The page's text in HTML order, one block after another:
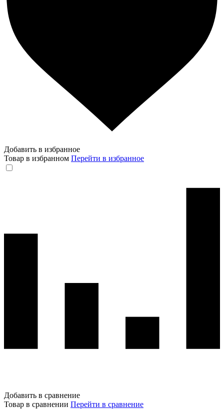
Добавить в избранное
Товар в избранном Перейти в избранное
Добавить в сравнение
Товар в сравнении Перейти в сравнение